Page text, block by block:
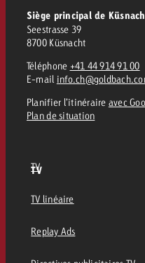
Siège principal de
Seestrasse 39
8700 Küsnacht
Téléphone +41 44 914 91 00
E-mail
Planifier l’itinéraire avec
Plan de situation
TV
TV
TV linéaire
Replay Ads